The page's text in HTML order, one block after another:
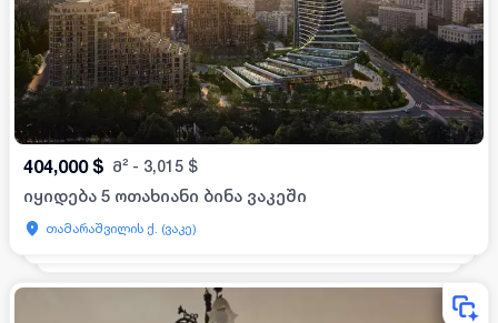
404,000 $ მ² - 3,015 $
იყიდება 5 ოთახიანი ბინა ვაკეში
თამარაშვილის ქ. (ვაკე)